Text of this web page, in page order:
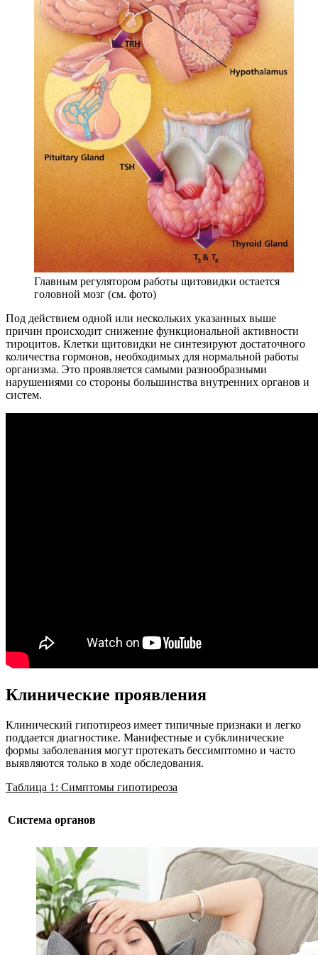
Главным регулятором работы щитовидки остается
головной мозг (см. фото)
Под действием одной или нескольких указанных выше
причин происходит снижение функциональной активности
тироцитов. Клетки щитовидки не синтезируют достаточного
количества гормонов, необходимых для нормальной работы
организма. Это проявляется самыми разнообразными
нарушениями со стороны большинства внутренних органов и
систем.
Клинические проявления
Клинический гипотиреоз имеет типичные признаки и легко
поддается диагностике. Манифестные и субклинические
формы заболевания могут протекать бессимптомно и часто
выявляются только в ходе обследования.
Таблица 1: Симптомы гипотиреоза
Система органов